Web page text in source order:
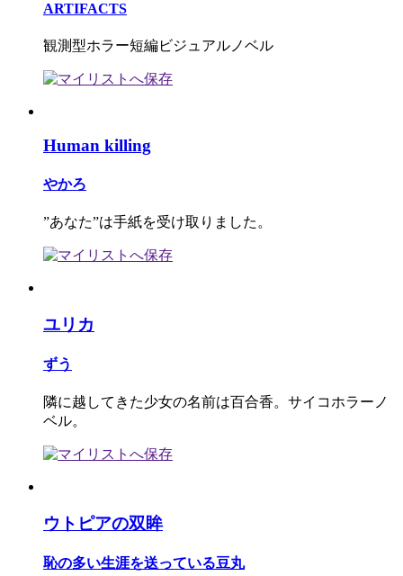
ARTIFACTS
観測型ホラー短編ビジュアルノベル
Human killing
やかろ
”あなた”は手紙を受け取りました。
ユリカ
ずう
隣に越してきた少女の名前は百合香。サイコホラーノ
ベル。
ウトピアの双眸
恥の多い生涯を送っている豆丸